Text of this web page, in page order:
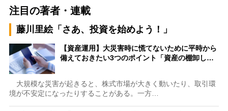
注目の著者・連載
藤川里絵「さあ、投資を始めよう！」
【資産運用】大災害時に慌てないために平時から
備えておきたい3つのポイント「資産の棚卸し…
大規模な災害が起きると、株式市場が大きく動いたり、取引環
境が不安定になったりすることがある。一方…